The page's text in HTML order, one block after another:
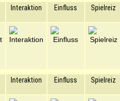
Interaktion Einfluss Spielreiz
Interaktion Einfluss Spielreiz